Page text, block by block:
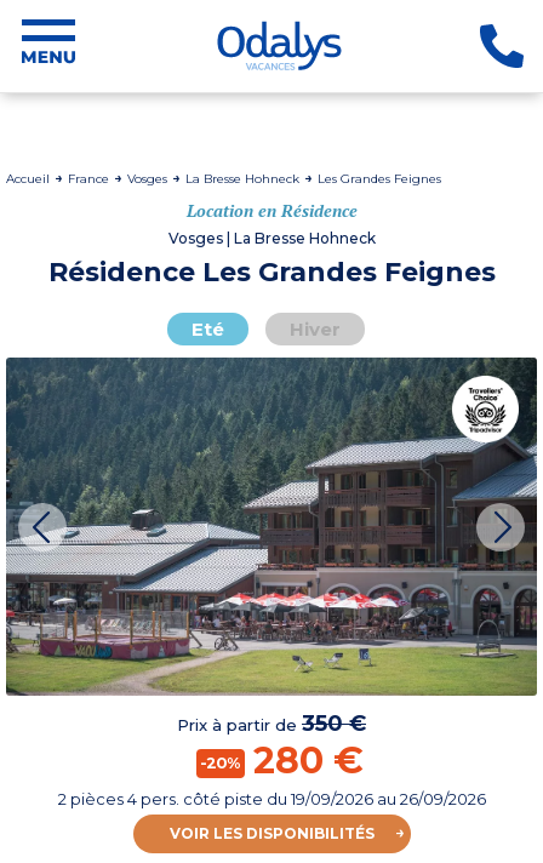
Accueil France Vosges La Bresse Hohneck Les Grandes Feignes
Location en Résidence
Vosges | La Bresse Hohneck
Résidence Les Grandes Feignes
Eté Hiver
Prix à partir de 350 €
-20% 280 €
2 pièces 4 pers. côté piste du19/09/2026au 26/09/2026
VOIR LES DISPONIBILITÉS